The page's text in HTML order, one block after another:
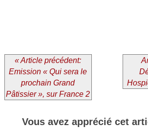
« Article précédent:
Emission « Qui sera le
prochain Grand
Pâtissier », sur France 2
Vous avez apprécié cet